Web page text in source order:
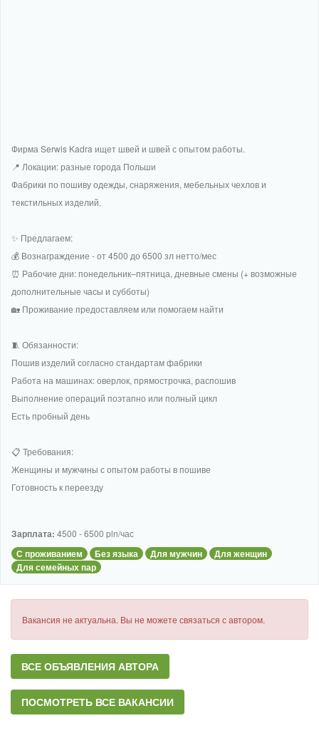
Фирма Serwis Kadra ищет швей и швей с опытом работы.
📍 Локации: разные города Польши
Фабрики по пошиву одежды, снаряжения, мебельных чехлов и
текстильных изделий.
✨ Предлагаем:
💰 Вознаграждение - от 4500 до 6500 зл нетто/мес
⏰ Рабочие дни: понедельник–пятница, дневные смены (+ возможные
дополнительные часы и субботы)
🏡 Проживание предоставляем или помогаем найти
🧵 Обязанности:
Пошив изделий согласно стандартам фабрики
Работа на машинах: оверлок, прямострочка, распошив
Выполнение операций поэтапно или полный цикл
Есть пробный день
📋 Требования:
Женщины и мужчины с опытом работы в пошиве
Готовность к переезду
Зарплата: 4500 - 6500 pln/час
С проживанием Без языка Для мужчин
Для женщин
Для семейных пар
Вакансия не актуальна. Вы не можете связаться с автором.
ВСЕ ОБЪЯВЛЕНИЯ АВТОРА
ПОСМОТРЕТЬ ВСЕ ВАКАНСИИ